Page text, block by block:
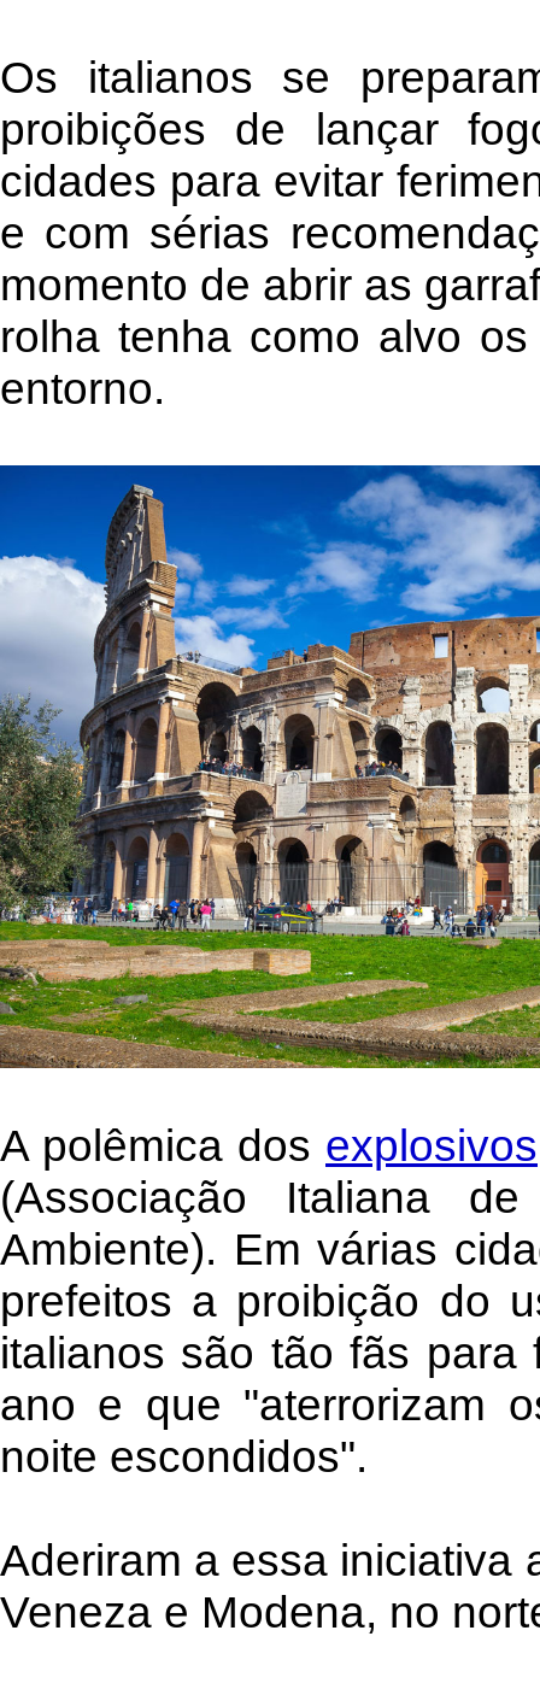
Os italianos se
proibições de lançar
cidades para evitar
e com sérias
momento de abrir as
rolha tenha como alvo
entorno.
A polêmica dos explosivos
(Associação Italiana
Ambiente). Em várias
prefeitos a proibição do
italianos são tão fãs
ano e que "aterrorizam
noite escondidos".
Aderiram a essa iniciativa
Veneza e Modena, no